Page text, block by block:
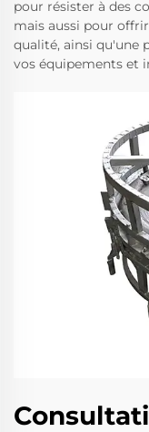
pour résister à des
mais aussi pour
qualité, ainsi qu'une
vos équipements et